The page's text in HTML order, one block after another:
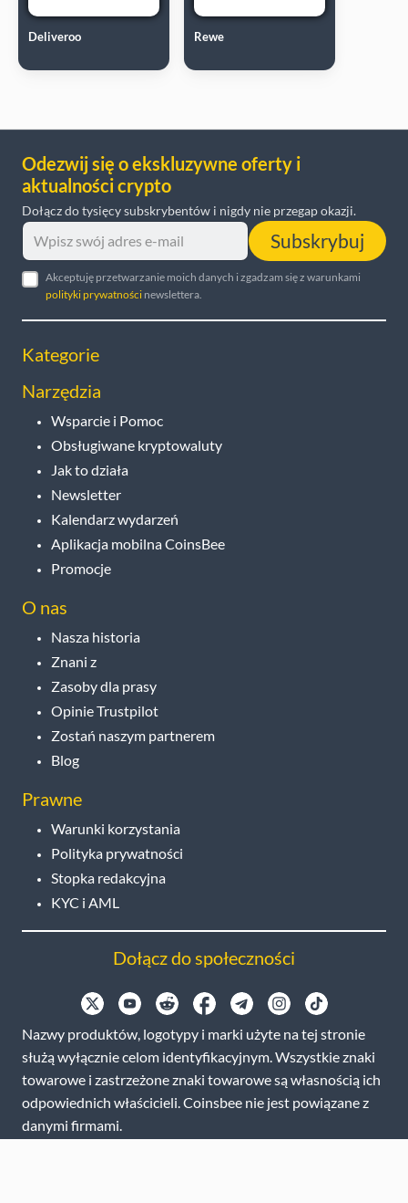
Deliveroo Rewe
Odezwij się o ekskluzywne oferty i
aktualności crypto
Dołącz do tysięcy subskrybentów i nigdy nie przegap okazji.
Subskrybuj
Akceptuję przetwarzanie moich danych i zgadzam się z warunkami
polityki prywatności newslettera.
Kategorie
Narzędzia
Wsparcie i Pomoc
Obsługiwane kryptowaluty
Jak to działa
Newsletter
Kalendarz wydarzeń
Aplikacja mobilna CoinsBee
Promocje
O nas
Nasza historia
Znani z
Zasoby dla prasy
Opinie Trustpilot
Zostań naszym partnerem
Blog
Prawne
Warunki korzystania
Polityka prywatności
Stopka redakcyjna
KYC i AML
Dołącz do społeczności
Nazwy produktów, logotypy i marki użyte na tej stronie
służą wyłącznie celom identyfikacyjnym. Wszystkie znaki
towarowe i zastrzeżone znaki towarowe są własnością ich
odpowiednich właścicieli. Coinsbee nie jest powiązane z
danymi firmami.